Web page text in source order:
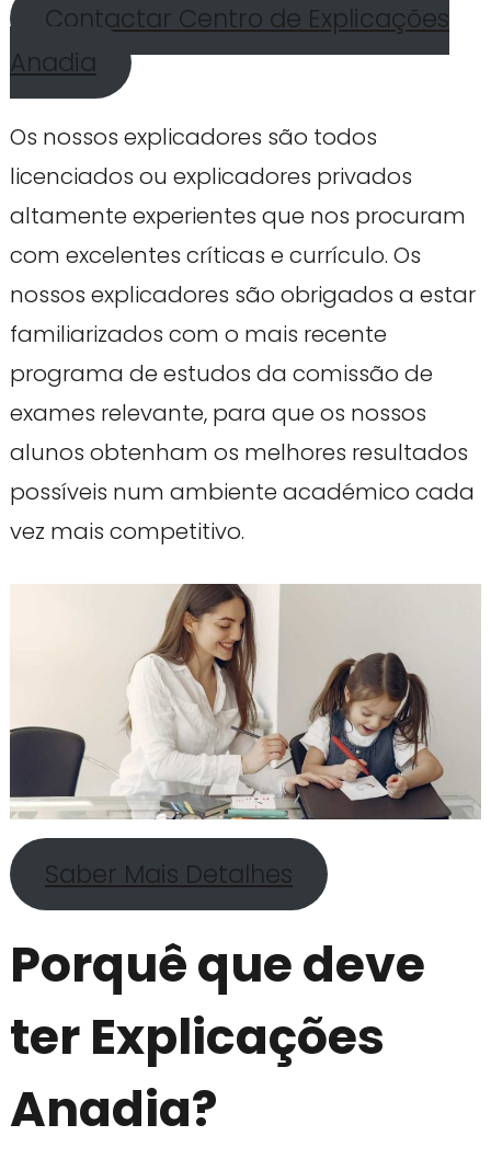
Contactar Centro de Explicações
Anadia
Os nossos explicadores são todos
licenciados ou explicadores privados
altamente experientes que nos procuram
com excelentes críticas e currículo. Os
nossos explicadores são obrigados a estar
familiarizados com o mais recente
programa de estudos da comissão de
exames relevante, para que os nossos
alunos obtenham os melhores resultados
possíveis num ambiente académico cada
vez mais competitivo.
Saber Mais Detalhes
Porquê que deve
ter Explicações
Anadia?